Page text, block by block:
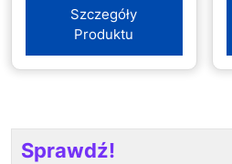
Szczegóły
Produktu
Sprawdź!